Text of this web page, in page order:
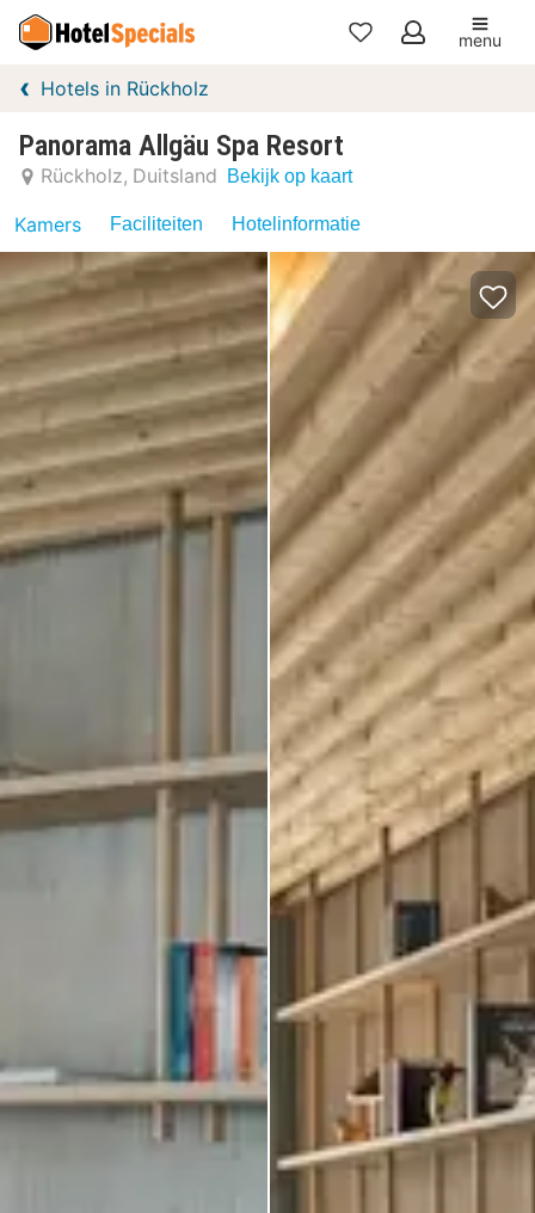
Mijn
menu
Hotels in Rückholz
Panorama Allgäu Spa Resort
Rückholz Duitsland Bekijk op kaart
Kamers Faciliteiten Hotelinformatie